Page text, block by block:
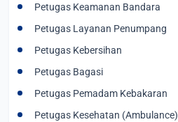
Petugas Keamanan Bandara
Petugas Layanan Penumpang
Petugas Kebersihan
Petugas Bagasi
Petugas Pemadam Kebakaran
Petugas Kesehatan (Ambulance)